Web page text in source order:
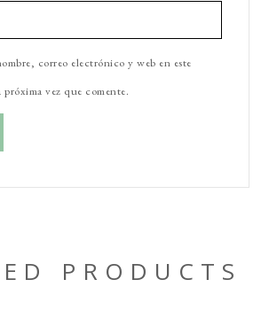
correo electrónico y web en este
próxima vez que comente.
PRODUCTS